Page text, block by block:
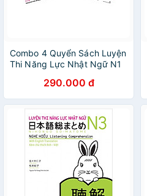
Combo 4 Quyển Sách Luyện
Thi Năng Lực Nhật Ngữ N1
290.000 đ